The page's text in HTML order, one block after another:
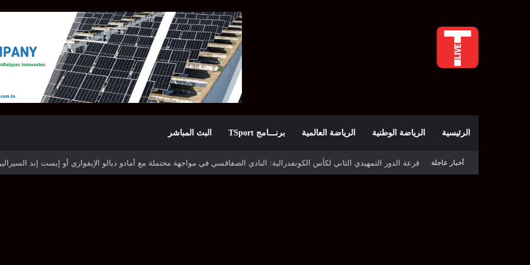
الرئيسية الرياضة الوطنية الرياضة العالمية برنـــامج TSport البث المباشر
أخبار عاجلة قرعة كأس الكونفدرالية: النادي الصفاقسي يواجه شوتينغ ستارز النيجيري وترجي جرجيس يصطدم بديامبارس السنغالي